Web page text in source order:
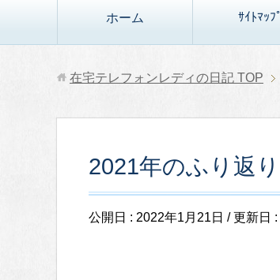
ホーム ｻｲﾄﾏｯﾌﾟ
在宅テレフォンレディの日記 TOP
2021年のふり返
公開日 : 2022年1月21日 / 更新日 :